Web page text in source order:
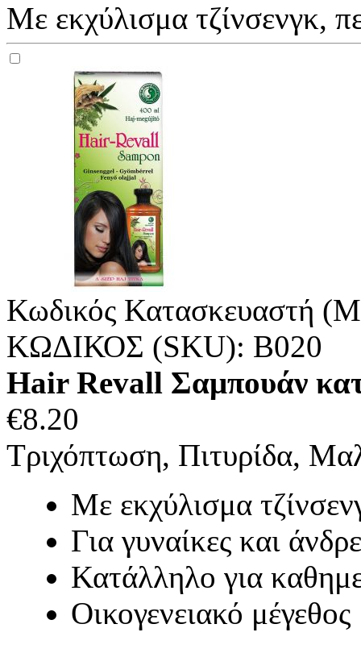
Με εκχύλισμα τζίνσενγκ,
Κωδικός Κατασκευαστή
ΚΩΔΙΚΟΣ (SKU): B020
Hair Revall Σαμπουάν
€8.20
Τριχόπτωση, Πιτυρίδα,
Με εκχύλισμα
Για γυναίκες και
Κατάλληλο για
Οικογενειακό μέγεθος